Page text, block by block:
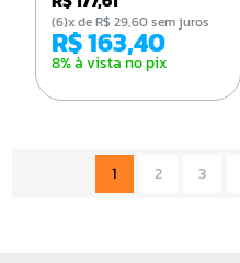
R$ 163,40
8% à vista no pix
(6)x de R$ 29,60 sem juros
1 2 3